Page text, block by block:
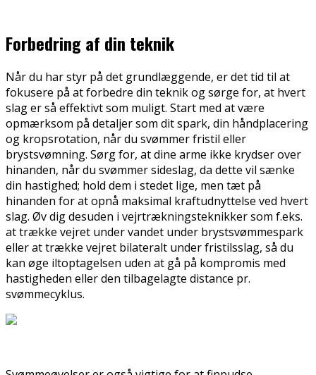
Forbedring af din teknik
Når du har styr på det grundlæggende, er det tid til at
fokusere på at forbedre din teknik og sørge for, at hvert
slag er så effektivt som muligt. Start med at være
opmærksom på detaljer som dit spark, din håndplacering
og kropsrotation, når du svømmer fristil eller
brystsvømning. Sørg for, at dine arme ikke krydser over
hinanden, når du svømmer sideslag, da dette vil sænke
din hastighed; hold dem i stedet lige, men tæt på
hinanden for at opnå maksimal kraftudnyttelse ved hvert
slag. Øv dig desuden i vejrtrækningsteknikker som f.eks.
at trække vejret under vandet under brystsvømmespark
eller at trække vejret bilateralt under fristilsslag, så du
kan øge iltoptagelsen uden at gå på kompromis med
hastigheden eller den tilbagelagte distance pr.
svømmecyklus.